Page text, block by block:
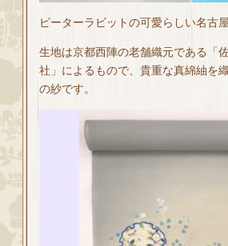
ピーターラビットの可愛らしい名古屋
生地は京都西陣の老舗織元である「
社」によるもので、貴重な真綿紬を
の紗です。